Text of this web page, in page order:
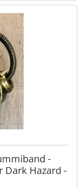
-
Dark Hazard -